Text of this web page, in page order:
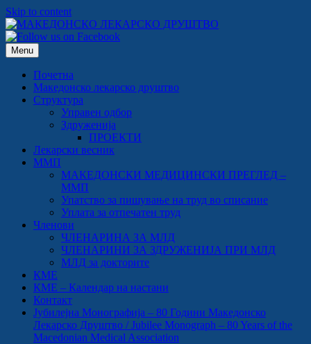
Skip to content
Menu
Почетна
Македонско лекарско друштво
Структура
Управен одбор
Здруженија
ПРОЕКТИ
Лекарски весник
ММП
МАКЕДОНСКИ МЕДИЦИНСКИ ПРЕГЛЕД –
ММП
Упатство за пишување на труд во списание
Уплата за отпечатен труд
Членови
ЧЛЕНАРИНА ЗА МЛД
ЧЛЕНАРИНИ ЗА ЗДРУЖЕНИЈА ПРИ МЛД
МЛД за докторите
КМЕ
КМЕ – Календар на настани
Контакт
Јубилејна Монографија – 80 Години Македонско
Лекарско Друштво / Jubilee Monograph – 80 Years of the
Macedonian Medical Association